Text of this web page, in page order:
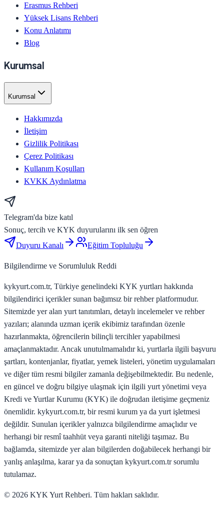
Erasmus Rehberi
Yüksek Lisans Rehberi
Konu Anlatımı
Blog
Kurumsal
Kurumsal
Hakkımızda
İletişim
Gizlilik Politikası
Çerez Politikası
Kullanım Koşulları
KVKK Aydınlatma
Telegram'da bize katıl
Sonuç, tercih ve KYK duyurularını ilk sen öğren
Duyuru Kanalı
Eğitim Topluluğu
Bilgilendirme ve Sorumluluk Reddi
kykyurt.com.tr, Türkiye genelindeki KYK yurtları hakkında
bilgilendirici içerikler sunan bağımsız bir rehber platformudur.
Sitemizde yer alan yurt tanıtımları, detaylı incelemeler ve rehber
yazıları; alanında uzman içerik ekibimiz tarafından özenle
hazırlanmakta, öğrencilerin bilinçli tercihler yapabilmesi
amaçlanmaktadır. Ancak unutulmamalıdır ki, yurtlarla ilgili başvuru
şartları, kontenjanlar, fiyatlar, yemek listeleri, yönetim uygulamaları
ve diğer tüm resmi bilgiler zamanla değişebilmektedir. Bu nedenle,
en güncel ve doğru bilgiye ulaşmak için ilgili yurt yönetimi veya
Kredi ve Yurtlar Kurumu (KYK) ile doğrudan iletişime geçmeniz
önemlidir. kykyurt.com.tr, bir resmi kurum ya da yurt işletmesi
değildir. Sunulan içerikler yalnızca bilgilendirme amaçlıdır ve
herhangi bir resmî taahhüt veya garanti niteliği taşımaz. Bu
bağlamda, sitemizde yer alan bilgilerden doğabilecek herhangi bir
yanlış anlaşılma, karar ya da sonuçtan kykyurt.com.tr sorumlu
tutulamaz.
© 2026 KYK Yurt Rehberi. Tüm hakları saklıdır.